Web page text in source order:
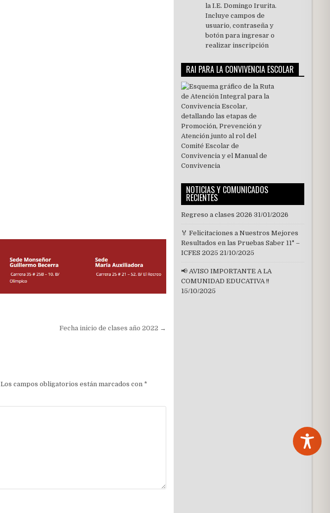
Fecha inicio de clases año 2022 →
Los campos obligatorios están marcados con *
RAI PARA LA CONVIVENCIA ESCOLAR
NOTICIAS Y COMUNICADOS
RECIENTES
Regreso a clases 2026 31/01/2026
🏅 Felicitaciones a Nuestros Mejores
Resultados en las Pruebas Saber 11° –
ICFES 2025 21/10/2025
📢 AVISO IMPORTANTE A LA
COMUNIDAD EDUCATIVA !!
15/10/2025